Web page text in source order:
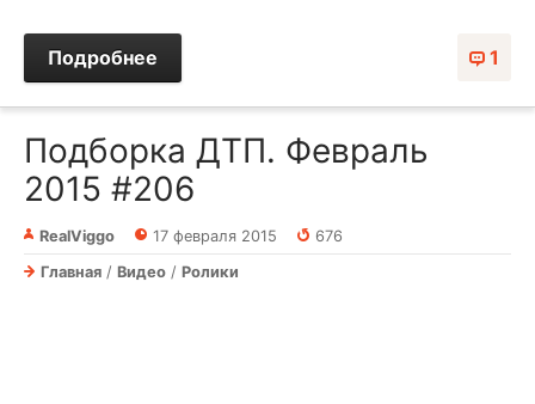
1
Подробнее
Подборка ДТП. Февраль
2015 #206
RealViggo 17 февраля 2015
676
Главная / Видео / Ролики